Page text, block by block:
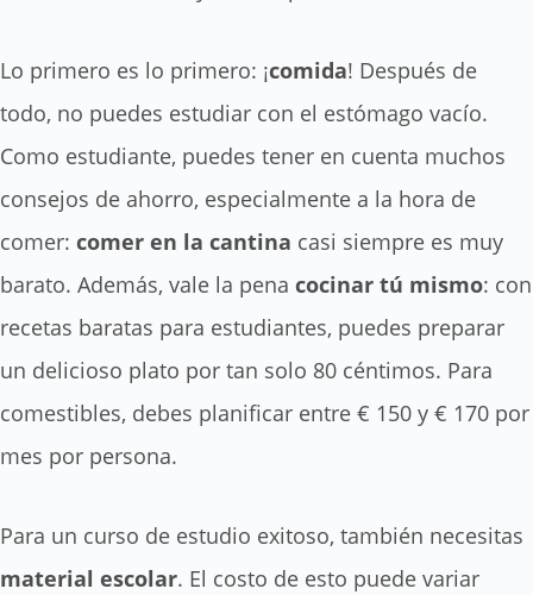
Lo primero es lo primero: ¡comida! Después de
todo, no puedes estudiar con el estómago vacío.
Como estudiante, puedes tener en cuenta muchos
consejos de ahorro, especialmente a la hora de
comer: comer en la cantina casi siempre es muy
barato. Además, vale la pena cocinar tú mismo: con
recetas baratas para estudiantes, puedes preparar
un delicioso plato por tan solo 80 céntimos. Para
comestibles, debes planificar entre € 150 y € 170 por
mes por persona.
Para un curso de estudio exitoso, también necesitas
material escolar. El costo de esto puede variar